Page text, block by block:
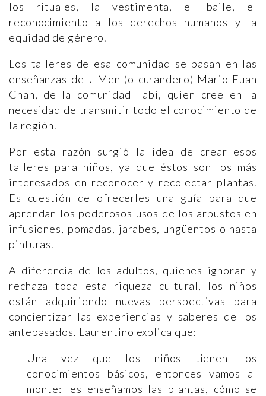
los rituales, la vestimenta, el baile, el
reconocimiento a los derechos humanos y la
equidad de género.
Los talleres de esa comunidad se basan en las
enseñanzas de J-Men (o curandero) Mario Euan
Chan, de la comunidad Tabi, quien cree en la
necesidad de transmitir todo el conocimiento de
la región.
Por esta razón surgió la idea de crear esos
talleres para niños, ya que éstos son los más
interesados en reconocer y recolectar plantas.
Es cuestión de ofrecerles una guía para que
aprendan los poderosos usos de los arbustos en
infusiones, pomadas, jarabes, ungüentos o hasta
pinturas.
A diferencia de los adultos, quienes ignoran y
rechaza toda esta riqueza cultural, los niños
están adquiriendo nuevas perspectivas para
concientizar las experiencias y saberes de los
antepasados. Laurentino explica que:
Una vez que los niños tienen los
conocimientos básicos, entonces vamos al
monte: les enseñamos las plantas, cómo se